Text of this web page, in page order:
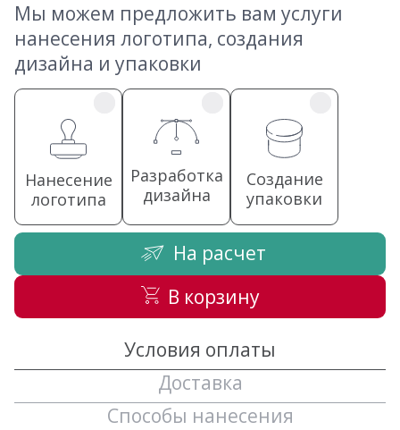
Мы можем предложить вам услуги
нанесения логотипа, создания
дизайна и упаковки
Нанесение
логотипа
Разработка
дизайна
Создание
упаковки
На расчет
В корзину
Условия оплаты
Доставка
Способы нанесения